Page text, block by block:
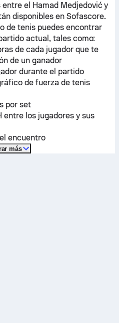
el Hamad Medjedovićy
disponibles en Sofascore.
de tenis puedes encontrar
actual, tales como:
de cada jugador que te
de un ganador
durante el partido
de fuerza de tenis
por set
entre los jugadores y sus
encuentro
más